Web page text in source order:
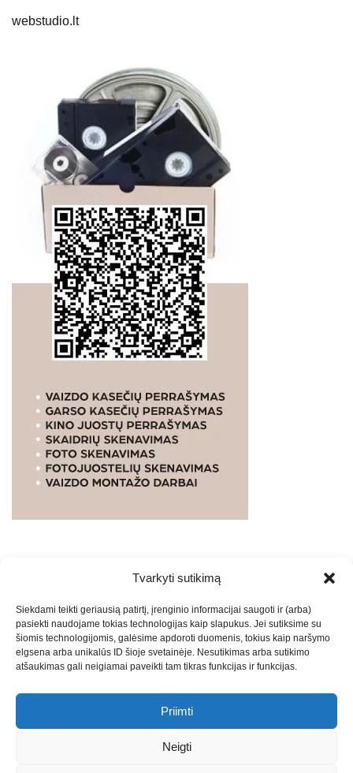
Tvarkyti sutikimą
Siekdami teikti geriausią patirtį, įrenginio informacijai saugoti ir (arba)
pasiekti naudojame tokias technologijas kaip slapukus. Jei sutiksime su
šiomis technologijomis, galėsime apdoroti duomenis, tokius kaip naršymo
elgsena arba unikalūs ID šioje svetainėje. Nesutikimas arba sutikimo
atšaukimas gali neigiamai paveikti tam tikras funkcijas ir funkcijas.
Priimti
Neigti
webstudio.lt
PASLAUGOS. SEO tekstų rašymas, turinio kūrimas,
straipsnių rašymas ir talpinimas į mūsų valdomas
svetaines.2026Armijai.LTTheme: Express News ByAdore
Themes.
Marketingo agentūra -Teisinės
-Saulius Narbutas